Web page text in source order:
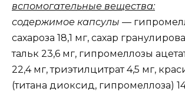
вспомогательные вещества:
содержимое капсулы —
сахароза 18,1 мг, сахар
тальк 23,6 мг, гипромеллозы
22,4 мг, триэтилцитрат 4,5 мг,
(титана диоксид, гипромеллоза)